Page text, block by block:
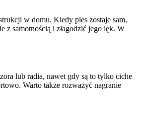
w domu. Kiedy pies zostaje sam,
z samotnością i złagodzić jego lęk. W
lub radia, nawet gdy są to tylko ciche
Warto także rozważyć nagranie